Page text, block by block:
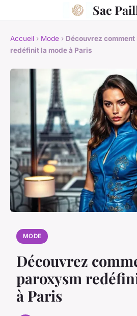
Sac
Accueil › Mode › Découvrez
redéfinit la mode à Paris
MODE
Découvrez
paroxysm
à Paris